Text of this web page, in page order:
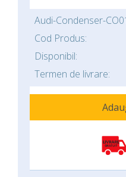
Audi-Condenser-
Cod Produs:
Disponibil:
Termen de livrare: